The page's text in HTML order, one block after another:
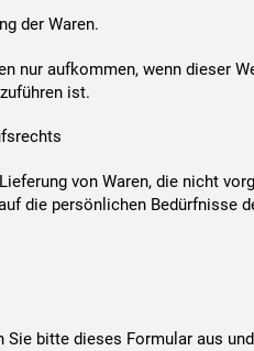
der Waren.
nur aufkommen, wenn dieser
ist.
von Waren, die nicht
die persönlichen Bedürfnisse
bitte dieses Formular aus